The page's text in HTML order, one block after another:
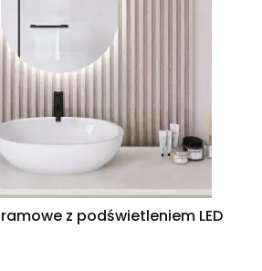
z podświetleniem LED